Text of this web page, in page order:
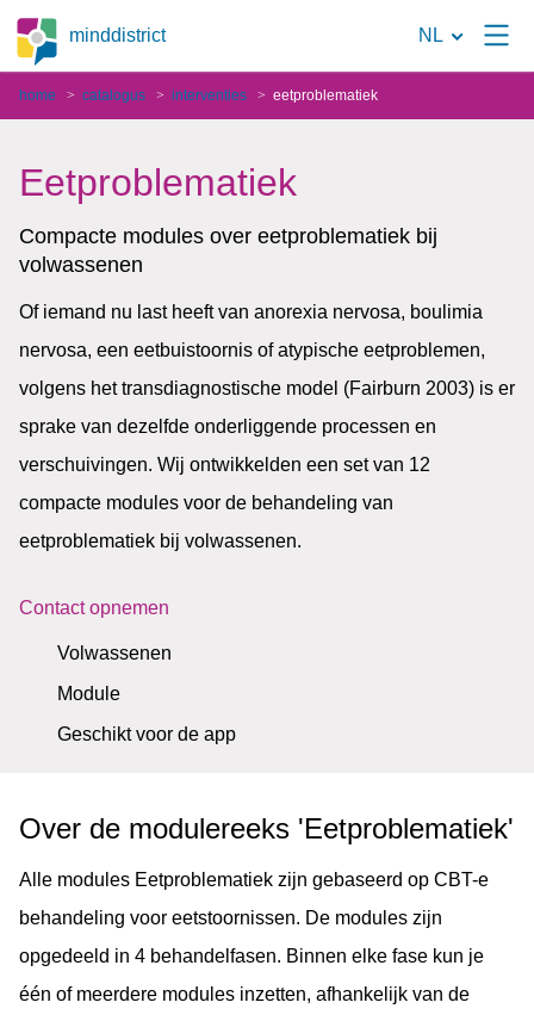
minddistrict
Naar
de
NL
home catalogus interventies eetproblematiek
Eetproblematiek
Compacte modules over eetproblematiek bij
volwassenen
Of iemand nu last heeft van anorexia nervosa, boulimia
nervosa, een eetbuistoornis of atypische eetproblemen,
volgens het transdiagnostische model (Fairburn 2003) is er
sprake van dezelfde onderliggende processen en
verschuivingen. Wij ontwikkelden een set van 12
compacte modules voor de behandeling van
eetproblematiek bij volwassenen.
Contact opnemen
Volwassenen
Module
Geschikt voor de app
Over de modulereeks 'Eetproblematiek'
Alle modules Eetproblematiek zijn gebaseerd op CBT-e
behandeling voor eetstoornissen. De modules zijn
opgedeeld in 4 behandelfasen. Binnen elke fase kun je
één of meerdere modules inzetten, afhankelijk van de